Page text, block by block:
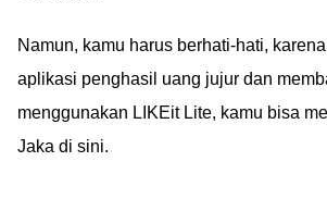
Namun, kamu harus berhati-hati,
aplikasi penghasil uang jujur dan
menggunakan LIKEit Lite, kamu bisa
Jaka di sini.